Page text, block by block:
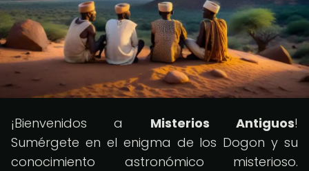
¡Bienvenidos a Misterios Antiguos!
Sumérgete en el enigma de los Dogon y su
conocimiento astronómico misterioso.